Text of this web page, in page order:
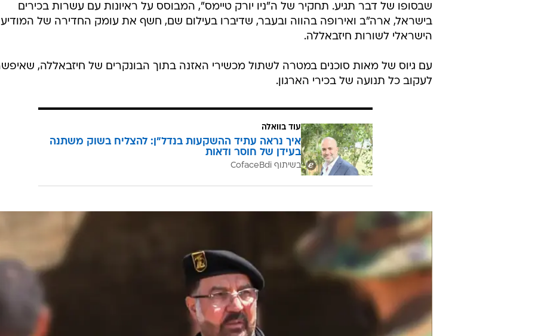
שבסופו של דבר תגיע. תחקיר של ה"ניו יורק טיימס", המבוסס על ראיונות עם עשרות בכירים
בישראל, ארה"ב ואירופה בהווה ובעבר, שדיברו בעילום שם, חשף את עומק החדירה של
הישראלי לשורות חיזבאללה.
עם גיוס של מאות סוכנים במטרה לשתול מכשירי האזנה בתוך הבונקרים של חיזבאללה,
לעקוב כל תנועה של בכירי הארגון.
עוד בוואלה
איך נראה עתיד ההשקעות בנדל"ן: להצליח בשוק משתנה
בעידן של חוסר ודאות
בשיתוף CofaceBdi